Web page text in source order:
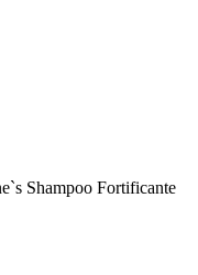
Shampoo Fortificante